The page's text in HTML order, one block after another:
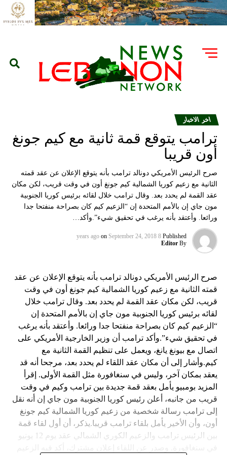
اخر الاخبار
ترامب يتوقع قمة ثانية مع كيم جونغ
أون قريبا
صرح الرئيس الأمريكي دونالد ترامب بأنه يتوقع الإعلان عن عقد قمته
الثانية مع زعيم كوريا الشمالية كيم جونغ أون في وقت قريب، لكن مكان
عقد القمة لم يحدد بعد. وقال ترامب خلال لقائه برئيس كوريا الجنوبية
مون جاي إن بالأمم المتحدة إن “الزعيم كيم كان بصراحة منفتحا جدا
ورائعا. وأعتقد بأنه يرغب في تحقيق شيء”.وأكد…
Published
8 years ago
on September 24, 2018
By
Editor
صرح الرئيس الأمريكي دونالد ترامب بأنه يتوقع الإعلان عن عقد
قمته الثانية مع زعيم كوريا الشمالية كيم جونغ أون في وقت
قريب، لكن مكان عقد القمة لم يحدد بعد. وقال ترامب خلال
لقائه برئيس كوريا الجنوبية مون جاي إن بالأمم المتحدة إن
“الزعيم كيم كان بصراحة منفتحا جدا ورائعا. وأعتقد بأنه يرغب
في تحقيق شيء”.وأكد ترامب أن وزير الخارجية الأمريكي على
اتصال مع بيونغ يانغ، ويعمل على تنظيم القمة الثانية مع
كيم.وأشار إلى أن مكان عقد اللقاء لم يحدد بعد، مرجحا أنه قد
يعقد بمكان آخر، وليس في سنغافورة مثل القمة الأولى. إقرأ
المزيد بومبيو يأمل بعقد قمة جديدة بين ترامب وكيم في وقت
قريب من جانبه، أعلن رئيس كوريا الجنوبية مون جاي إن أنه نقل
إلى ترامب رسالة شخصية من زعيم كوريا الشمالية كيم جونغ
أون، وأن الأخير يأمل بلقاء ترامب قريبا.يذكر، أن أول لقاء قمة
بين الرئيس ترامب والزعيم الكوري الشمالي عقد يوم 12 يونيو